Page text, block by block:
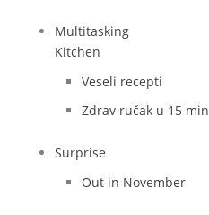
Multitasking
Kitchen
Veseli recepti
Zdrav ručak u 15 min
Surprise
Out in November